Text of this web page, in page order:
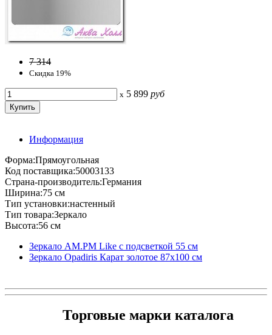
7 314
Скидка 19%
x 5 899 руб
Информация
Форма:Прямоугольная
Код поставщика:50003133
Страна-производитель:Германия
Ширина:75 см
Тип установки:настенный
Тип товара:Зеркало
Высота:56 см
Зеркало AM.PM Like с подсветкой 55 см
Зеркало Opadiris Карат золотое 87х100 см
Торговые марки каталога